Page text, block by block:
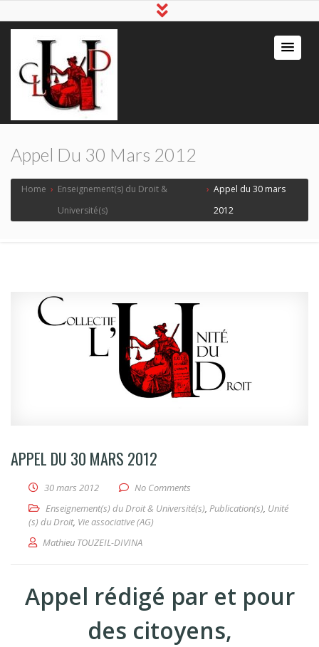
Appel Du 30 Mars 2012
Home › Enseignement(s) du Droit &
Université(s)
› Appel du 30 mars
2012
APPEL DU 30 MARS 2012
30 mars 2012
No Comments
Enseignement(s) du Droit & Université(s), Publication(s), Unité
(s) du Droit, Vie associative (AG)
Mathieu TOUZEIL-DIVINA
Appel rédigé par et pour
des citoyens,